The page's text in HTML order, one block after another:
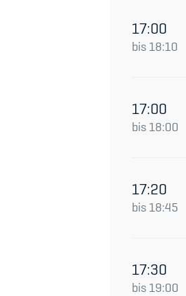
17:00
bis 18:10
17:00
bis 18:00
17:20
bis 18:45
17:30
bis 19:00